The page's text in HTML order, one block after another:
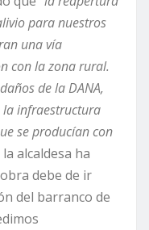
para nuestros
una vía
con la zona rural.
de la DANA,
infraestructura
se producían con
la alcaldesa ha
debe de ir
del barranco de